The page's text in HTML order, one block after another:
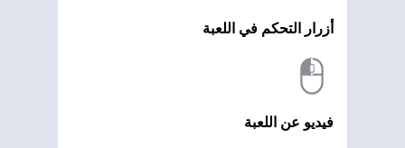
أزرار التحكم في اللعبة
فيديو عن اللعبة